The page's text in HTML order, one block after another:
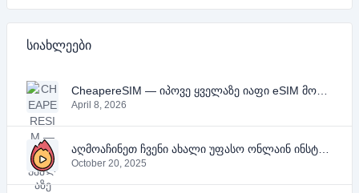
სიახლეები
April 8, 2026
October 20, 2025